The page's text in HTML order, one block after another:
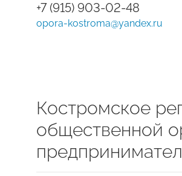
+7 (915) 903-02-48
opora-kostroma@yandex.ru
Костромское
общественной